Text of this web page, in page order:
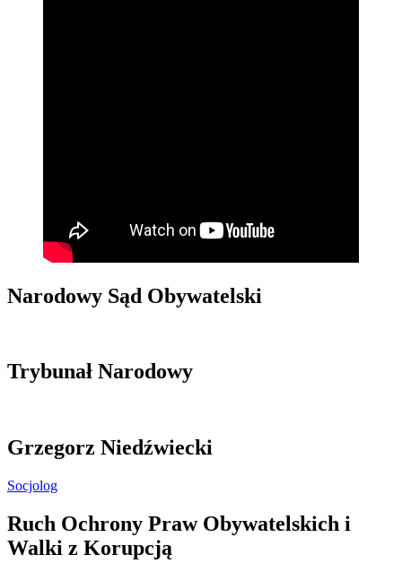
Narodowy Sąd Obywatelski
Trybunał Narodowy
Grzegorz Niedźwiecki
Socjolog
Ruch Ochrony Praw Obywatelskich i
Walki z Korupcją